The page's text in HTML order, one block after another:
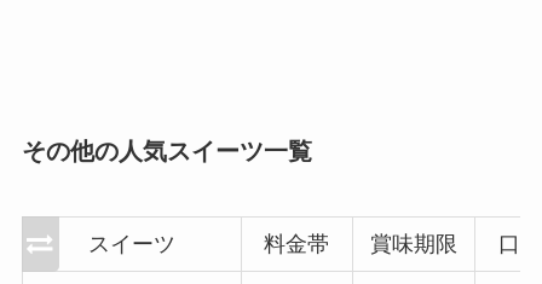
その他の人気スイーツ一覧
スイーツ 料金帯 賞味期限 口